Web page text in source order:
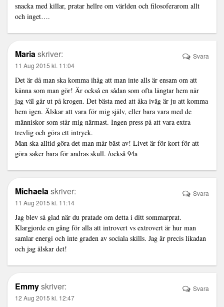
snacka med killar, pratar hellre om världen och filosoferarom allt
och inget….
Mariaskriver:
11 Aug 2015 kl. 11:04
Det är då man ska komma ihåg att man inte alls är ensam om att
känna som man gör! Är också en sådan som ofta längtar hem när
jag väl går ut på krogen. Det bästa med att åka iväg är ju att komma
hem igen. Älskar att vara för mig själv, eller bara vara med de
människor som står mig närmast. Ingen press på att vara extra
trevlig och göra ett intryck.
Man ska alltid göra det man mår bäst av! Livet är för kort för att
göra saker bara för andras skull. /också 94a
Svara
Michaelaskriver:
11 Aug 2015 kl. 11:14
Jag blev så glad när du pratade om detta i ditt sommarprat.
Klargjorde en gång för alla att introvert vs extrovert är hur man
samlar energi och inte graden av sociala skills. Jag är precis likadan
och jag älskar det!
Svara
Emmyskriver:
12 Aug 2015 kl. 12:47
Svara